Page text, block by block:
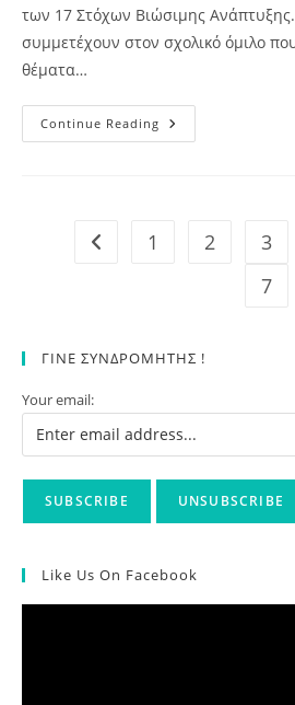
των 17 Στόχων Βιώσιμης
συμμετέχουν στον σχολικό όμιλο
θέματα…
Continue Reading Ενημέρωση
Μαθητών
Go to the previous page
1 2 3
7
ΓΙΝΕ ΣΥΝΔΡΟΜΗΤΗΣ !
Your email:
Like Us On Facebook